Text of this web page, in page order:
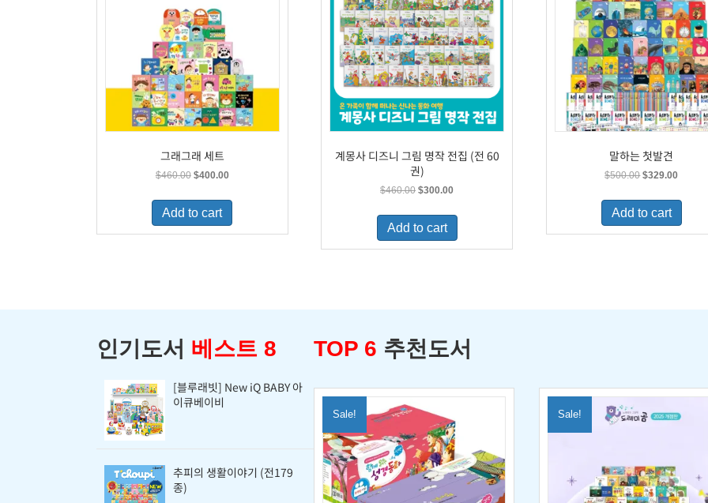
그래그래 세트
$460.00 Original
was:
$460.00.
$400.00Current
is:
Add to cart
계몽사 디즈니 그림 명작 전집 (전 60
권)
$460.00 Original
was:
$460.00.
$300.00Current
is:
Add to cart
말하는 첫발견
$500.00Original
was:
$500.00.
$329.00Current
is:
Add to cart
인기도서 베스트 8
[블루래빗] New iQ BABY 아
이큐베이비
추피의 생활이야기 (전179
종)
TOP 6 추천도서
Sale! Sale!